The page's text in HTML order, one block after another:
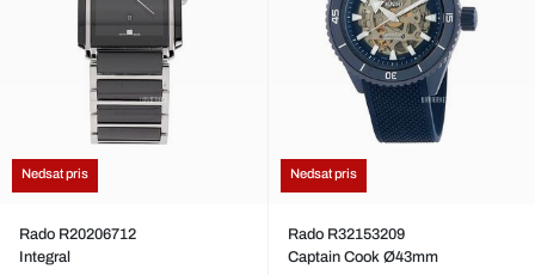
Nedsat pris
Rado R20206712
Integral
Nedsat pris
Rado R32153209
Captain Cook Ø43mm